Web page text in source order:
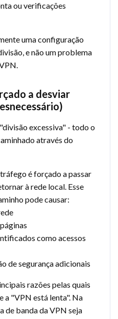
ou verificações
uma configuração
e não um problema
a desviar
excessiva" - todo o
através do
é forçado a passar
à rede local. Esse
pode causar:
como acessos
de segurança adicionais
razões pelas quais
a "VPN está lenta". Na
de banda da VPN seja